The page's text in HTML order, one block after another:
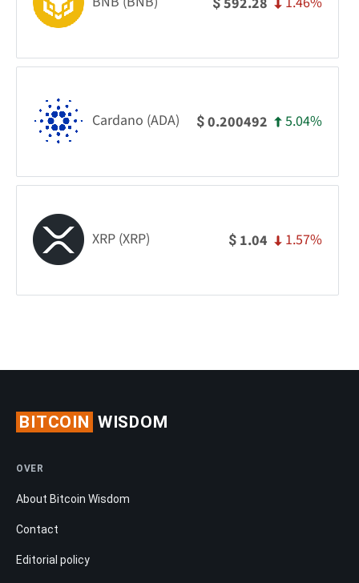
Cardano (ADA) $0.200492 5.04%
XRP (XRP) $ 1.04 1.57%
BITCOIN WISDOM
OVER
About Bitcoin Wisdom
Contact
Editorial policy